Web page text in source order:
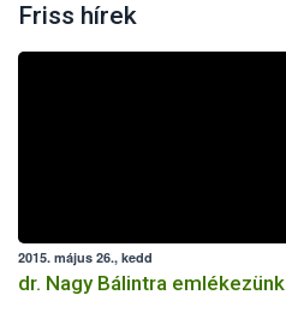
Friss hírek
2015. május 26., kedd
dr. Nagy Bálintra emlékezünk